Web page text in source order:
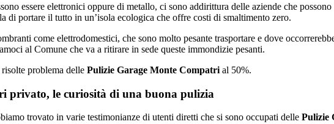
essere elettronici oppure di metallo, ci sono addirittura delle aziende che
di portare il tutto in un’isola ecologica che offre costi di smaltimento zero.
come elettrodomestici, che sono molto pesante trasportare e dove
al Comune che va a ritirare in sede queste immondizie pesanti.
problema delle Pulizie Garage Monte Compatri al 50%.
privato, le curiosità di una buona pulizia
trovato in varie testimonianze di utenti diretti che si sono occupati delle Pulizie